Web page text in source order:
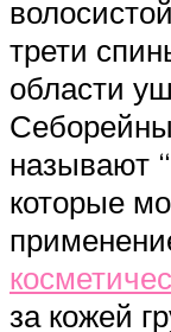
трети
области
называют
которые
за кожей